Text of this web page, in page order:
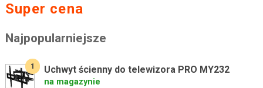
Super cena
Najpopularniejsze
1 Uchwyt ścienny do telewizora PRO MY232
na magazynie